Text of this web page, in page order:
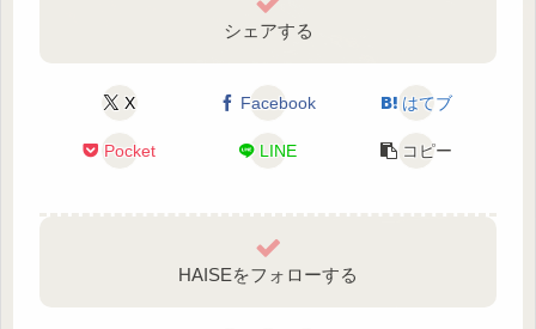
シェアする
X Facebook はてブ
Pocket LINE コピー
HAISEをフォローする